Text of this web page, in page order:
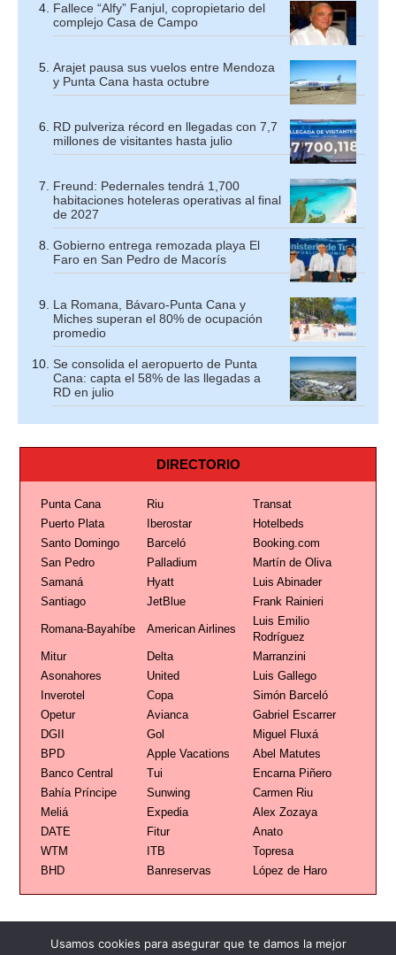
Fallece “Alfy” Fanjul, copropietario del
complejo Casa de Campo
Arajet pausa sus vuelos entre Mendoza
y Punta Cana hasta octubre
RD pulveriza récord en llegadas con 7,7
millones de visitantes hasta julio
Freund: Pedernales tendrá 1,700
habitaciones hoteleras operativas al final
de 2027
Gobierno entrega remozada playa El
Faro en San Pedro de Macorís
La Romana, Bávaro-Punta Cana y
Miches superan el 80% de ocupación
promedio
Se consolida el aeropuerto de Punta
Cana: capta el 58% de las llegadas a
RD en julio
DIRECTORIO
Punta Cana Riu
Transat
Puerto Plata
Iberostar
Hotelbeds
Santo Domingo
Barceló
Booking.com
San Pedro
Palladium
Martín de Oliva
Samaná
Hyatt
Luis Abinader
Santiago
JetBlue Frank Rainieri
Romana-Bayahíbe American Airlines
Luis Emilio
Rodríguez
Mitur
Delta
Marranzini
Asonahores
United
Luis Gallego
Inverotel
Copa
Simón Barceló
Opetur
Avianca
Gabriel Escarrer
DGII
Gol
Miguel Fluxá
BPD
Apple Vacations
Abel Matutes
Banco Central
Tui
Encarna Piñero
Bahía Príncipe
Sunwing
Carmen Riu
Meliá
Expedia
Alex Zozaya
DATE
Fitur
Anato
WTM
ITB
Topresa
BHD
Banreservas López de Haro
Usamos cookies para asegurar que te damos la mejor